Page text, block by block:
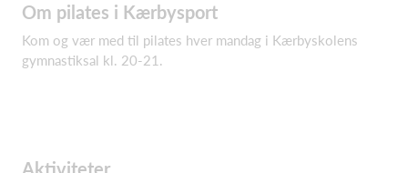
Om pilates i Kærbysport
Kom og vær med til pilates hver mandag i Kærbyskolens
gymnastiksal kl. 20-21.
Aktiviteter